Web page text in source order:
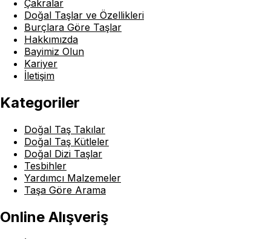
Çakralar
Doğal Taşlar ve Özellikleri
Burçlara Göre Taşlar
Hakkımızda
Bayimiz Olun
Kariyer
İletişim
Kategoriler
Doğal Taş Takılar
Doğal Taş Kütleler
Doğal Dizi Taşlar
Tesbihler
Yardımcı Malzemeler
Taşa Göre Arama
Online Alışveriş